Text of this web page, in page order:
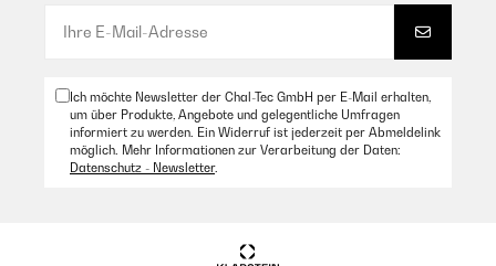
Ich möchte Newsletter der Chal-Tec GmbH per E-Mail erhalten,
um über Produkte, Angebote und gelegentliche Umfragen
informiert zu werden. Ein Widerruf ist jederzeit per Abmeldelink
möglich. Mehr Informationen zur Verarbeitung der Daten:
Datenschutz - Newsletter.